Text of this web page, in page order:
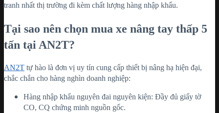
tranh nhất thị trường đi kèm chất lượng hàng nhập khẩu.
Tại sao nên chọn mua xe nâng tay thấp 5
tấn tại AN2T?
AN2T tự hào là đơn vị uy tín cung cấp thiết bị nâng hạ hiện đại,
chắc chắn cho hàng nghìn doanh nghiệp:
Hàng nhập khẩu nguyên đai nguyên kiện: Đầy đủ giấy tờ
CO, CQ chứng minh nguồn gốc.